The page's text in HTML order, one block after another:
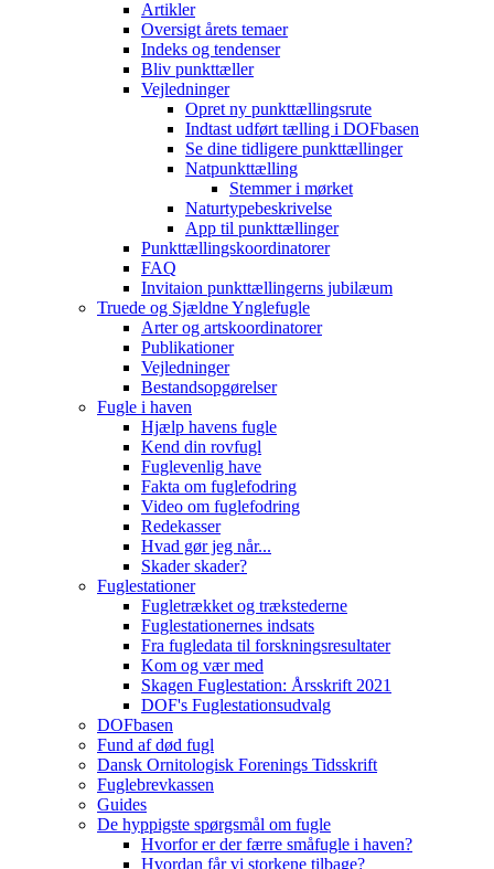
Artikler
Oversigt årets temaer
Indeks og tendenser
Bliv punkttæller
Vejledninger
Opret ny punkttællingsrute
Indtast udført tælling i DOFbasen
Se dine tidligere punkttællinger
Natpunkttælling
Stemmer i mørket
Naturtypebeskrivelse
App til punkttællinger
Punkttællingskoordinatorer
FAQ
Invitaion punkttællingerns jubilæum
Truede og Sjældne Ynglefugle
Arter og artskoordinatorer
Publikationer
Vejledninger
Bestandsopgørelser
Fugle i haven
Hjælp havens fugle
Kend din rovfugl
Fuglevenlig have
Fakta om fuglefodring
Video om fuglefodring
Redekasser
Hvad gør jeg når...
Skader skader?
Fuglestationer
Fugletrækket og trækstederne
Fuglestationernes indsats
Fra fugledata til forskningsresultater
Kom og vær med
Skagen Fuglestation: Årsskrift 2021
DOF's Fuglestationsudvalg
DOFbasen
Fund af død fugl
Dansk Ornitologisk Forenings Tidsskrift
Fuglebrevkassen
Guides
De hyppigste spørgsmål om fugle
Hvorfor er der færre småfugle i haven?
Hvordan får vi storkene tilbage?